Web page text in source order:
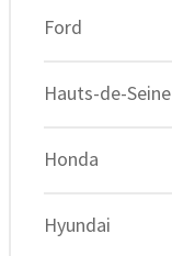
Ford
Hauts-de-Seine
Honda
Hyundai